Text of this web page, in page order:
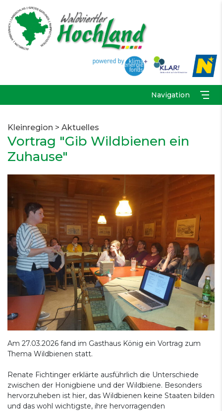
Navigation
Kleinregion > Aktuelles
Vortrag "Gib Wildbienen ein
Zuhause"
Am 27.03.2026 fand im Gasthaus König ein Vortrag zum
Thema Wildbienen statt.
Renate Fichtinger erklärte ausführlich die Unterschiede
zwischen der Honigbiene und der Wildbiene. Besonders
hervorzuheben ist hier, das Wildbienen keine Staaten bilden
und das wohl wichtigste, ihre hervorragenden